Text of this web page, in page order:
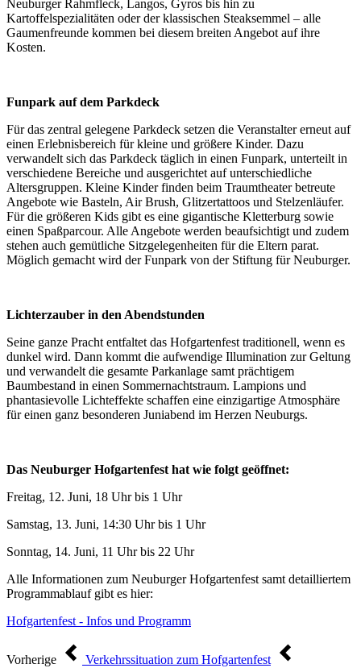
Neuburger Rahmfleck, Langos, Gyros bis hin zu
Kartoffelspezialitäten oder der klassischen Steaksemmel – alle
Gaumenfreunde kommen bei diesem breiten Angebot auf ihre
Kosten.
Funpark auf dem Parkdeck
Für das zentral gelegene Parkdeck setzen die Veranstalter erneut auf
einen Erlebnisbereich für kleine und größere Kinder. Dazu
verwandelt sich das Parkdeck täglich in einen Funpark, unterteilt in
verschiedene Bereiche und ausgerichtet auf unterschiedliche
Altersgruppen. Kleine Kinder finden beim Traumtheater betreute
Angebote wie Basteln, Air Brush, Glitzertattoos und Stelzenläufer.
Für die größeren Kids gibt es eine gigantische Kletterburg sowie
einen Spaßparcour. Alle Angebote werden beaufsichtigt und zudem
stehen auch gemütliche Sitzgelegenheiten für die Eltern parat.
Möglich gemacht wird der Funpark von der Stiftung für Neuburger.
Lichterzauber in den Abendstunden
Seine ganze Pracht entfaltet das Hofgartenfest traditionell, wenn es
dunkel wird. Dann kommt die aufwendige Illumination zur Geltung
und verwandelt die gesamte Parkanlage samt prächtigem
Baumbestand in einen Sommernachtstraum. Lampions und
phantasievolle Lichteffekte schaffen eine einzigartige Atmosphäre
für einen ganz besonderen Juniabend im Herzen Neuburgs.
Das Neuburger Hofgartenfest hat wie folgt geöffnet:
Freitag, 12. Juni, 18 Uhr bis 1 Uhr
Samstag, 13. Juni, 14:30 Uhr bis 1 Uhr
Sonntag, 14. Juni, 11 Uhr bis 22 Uhr
Alle Informationen zum Neuburger Hofgartenfest samt detailliertem
Programmablauf gibt es hier:
Hofgartenfest - Infos und Programm
Vorherige
Verkehrssituation zum Hofgartenfest